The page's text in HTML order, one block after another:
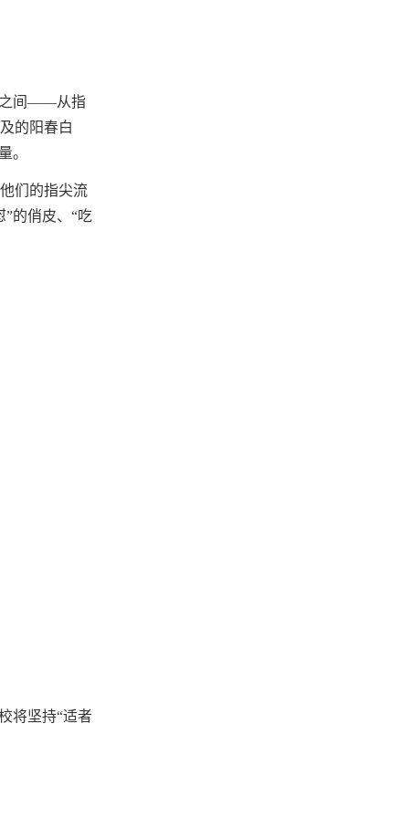
之间——从指
的阳春白
。
们的指尖流
的俏皮、“吃
将坚持“适者